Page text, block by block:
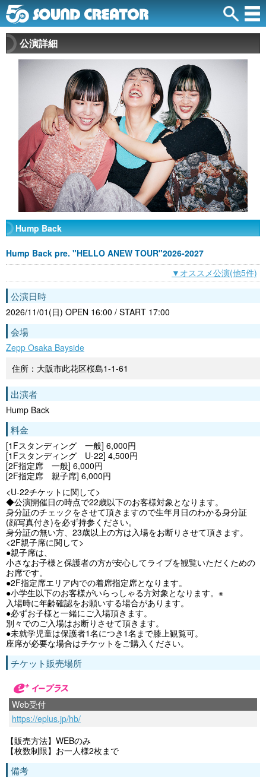
公演詳細
Hump Back
Hump Back pre. "HELLO ANEW TOUR"2026-2027
▼オススメ公演(他5件)
公演日時
2026/11/01(日) OPEN 16:00 / START 17:00
会場
Zepp Osaka Bayside
住所：大阪市此花区桜島1-1-61
出演者
Hump Back
料金
[1Fスタンディング 一般] 6,000円
[1Fスタンディング U-22] 4,500円
[2F指定席 一般] 6,000円
[2F指定席 親子席] 6,000円
<U-22チケットに関して>
◆公演開催日の時点で22歳以下のお客様対象となります。
身分証のチェックをさせて頂きますので生年月日のわかる身分証
(顔写真付き)を必ず持参ください。
身分証の無い方、23歳以上の方は入場をお断りさせて頂きます。
<2F親子席に関して>
●親子席は、
小さなお子様と保護者の方が安心してライブを観覧いただくための
お席です。
●2F指定席エリア内での着席指定席となります。
●小学生以下のお客様がいらっしゃる方対象となります。※
入場時に年齢確認をお願いする場合があります。
●必ずお子様と一緒にご入場頂きます。
別々でのご入場はお断りさせて頂きます。
●未就学児童は保護者1名につき1名まで膝上観覧可。
座席が必要な場合はチケットをご購入ください。
チケット販売場所
Web受付
https://eplus.jp/hb/
【販売方法】WEBのみ
【枚数制限】お一人様2枚まで
備考